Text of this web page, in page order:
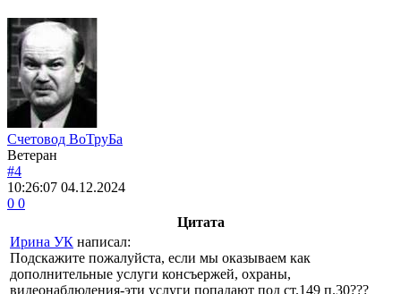
Счетовод ВоТруБа
Ветеран
#4
10:26:07 04.12.2024
0 0
Цитата
Ирина УК написал:
Подскажите пожалуйста, если мы оказываем как
дополнительные услуги консъержей, охраны,
видеонаблюдения-эти услуги попадают под ст.149 п.30???